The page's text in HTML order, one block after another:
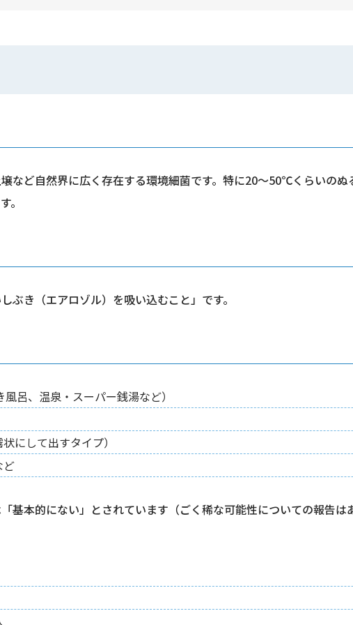
など自然界に広く存在する環境細菌です。特に20〜50℃くらいの
。
ぶき（エアロゾル）を吸い込むこと」です。
呂、温泉・スーパー銭湯など）
にして出すタイプ）
ど
基本的にない」とされています（ごく稀な可能性についての報告